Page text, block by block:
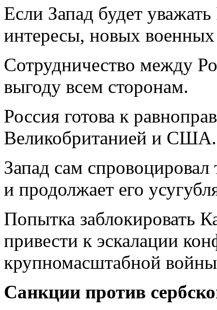
Если Запад будет
интересы, новых военных
Сотрудничество между
выгоду всем сторонам.
Россия готова к
Великобританией и США.
Запад сам
и продолжает его
Попытка заблокировать
привести к эскалации
крупномасштабной
Санкции против